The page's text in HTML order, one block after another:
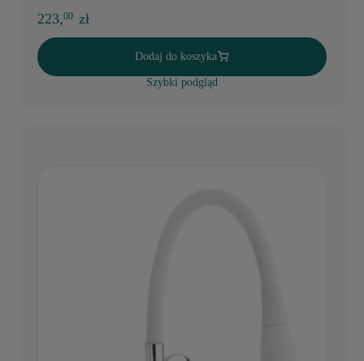
223,00 zł
Dodaj do koszyka
Szybki podgląd